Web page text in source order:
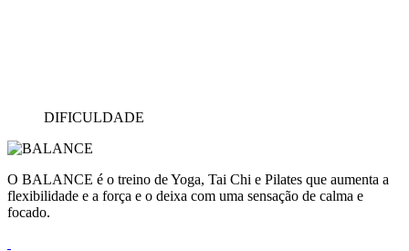
DIFICULDADE
O BALANCE é o treino de Yoga, Tai Chi e Pilates que aumenta a
flexibilidade e a força e o deixa com uma sensação de calma e
focado.